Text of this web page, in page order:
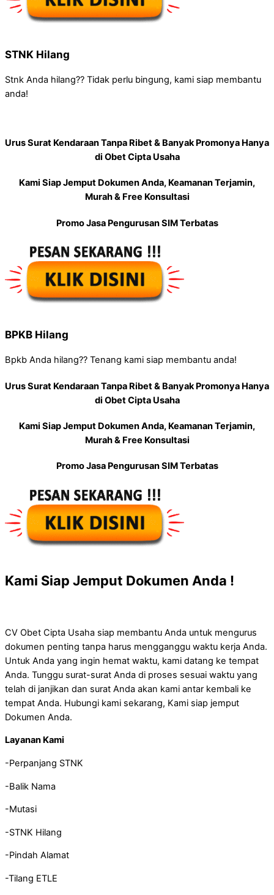
STNK Hilang
Stnk Anda hilang?? Tidak perlu bingung, kami siap membantu
anda!
Urus Surat Kendaraan Tanpa Ribet & Banyak Promonya Hanya
di Obet Cipta Usaha
Kami Siap Jemput Dokumen Anda, Keamanan Terjamin,
Murah & Free Konsultasi
Promo Jasa Pengurusan SIM Terbatas
BPKB Hilang
Bpkb Anda hilang?? Tenang kami siap membantu anda!
Urus Surat Kendaraan Tanpa Ribet & Banyak Promonya Hanya
di Obet Cipta Usaha
Kami Siap Jemput Dokumen Anda, Keamanan Terjamin,
Murah & Free Konsultasi
Promo Jasa Pengurusan SIM Terbatas
Kami Siap Jemput Dokumen Anda !
CV Obet Cipta Usaha siap membantu Anda untuk mengurus
dokumen penting tanpa harus mengganggu waktu kerja Anda.
Untuk Anda yang ingin hemat waktu, kami datang ke tempat
Anda. Tunggu surat-surat Anda di proses sesuai waktu yang
telah di janjikan dan surat Anda akan kami antar kembali ke
tempat Anda. Hubungi kami sekarang, Kami siap jemput
Dokumen Anda.
Layanan Kami
-Perpanjang STNK
-Balik Nama
-Mutasi
-STNK Hilang
-Pindah Alamat
-Tilang ETLE